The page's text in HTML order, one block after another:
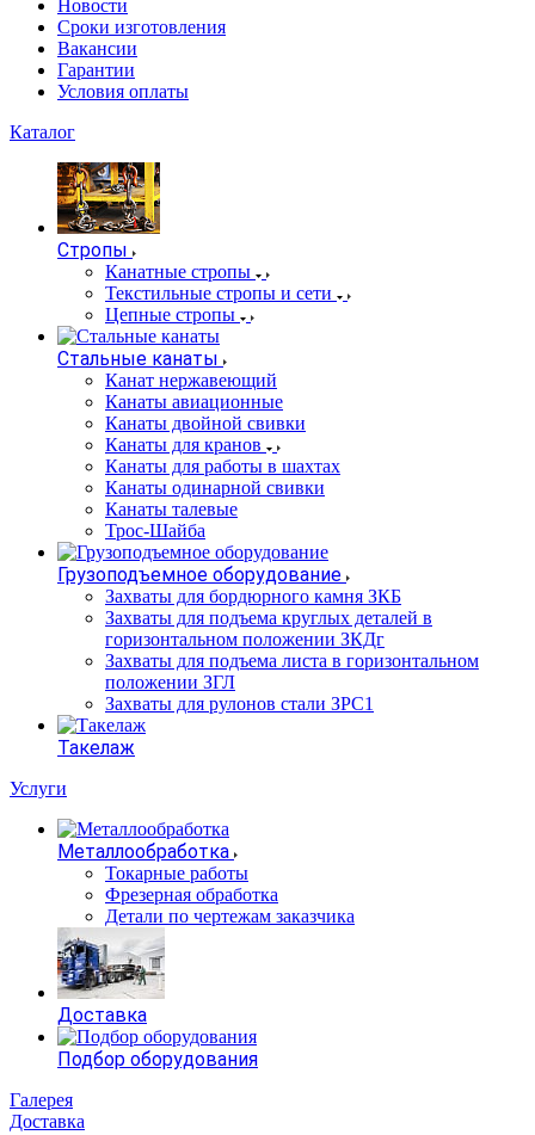
Новости
Сроки изготовления
Вакансии
Гарантии
Условия оплаты
Каталог
Стропы
Канатные стропы
Текстильные стропы и сети
Цепные стропы
Стальные канаты
Канат нержавеющий
Канаты авиационные
Канаты двойной свивки
Канаты для кранов
Канаты для работы в шахтах
Канаты одинарной свивки
Канаты талевые
Трос-Шайба
Грузоподъемное оборудование
Захваты для бордюрного камня ЗКБ
Захваты для подъема круглых деталей в
горизонтальном положении ЗКДг
Захваты для подъема листа в горизонтальном
положении ЗГЛ
Захваты для рулонов стали ЗРС1
Такелаж
Услуги
Металлообработка
Токарные работы
Фрезерная обработка
Детали по чертежам заказчика
Доставка
Подбор оборудования
Галерея
Доставка